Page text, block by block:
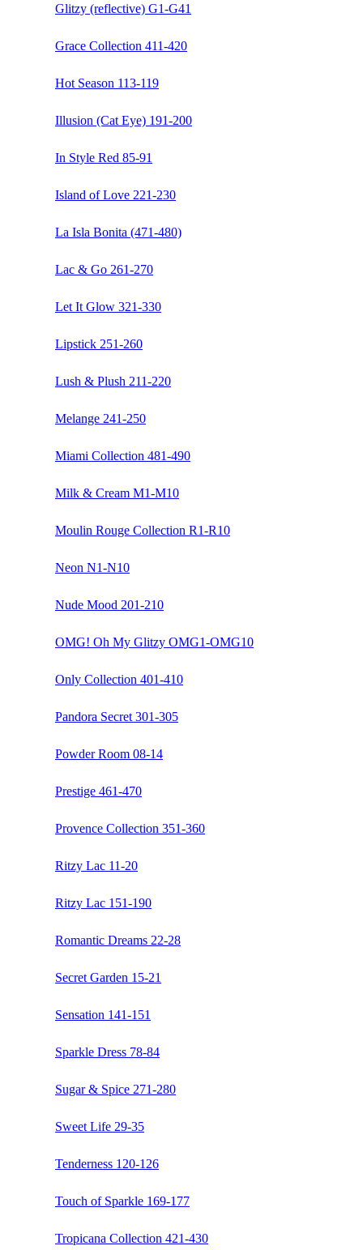
Glitzy (reflective) G1-G41
Grace Collection 411-420
Hot Season 113-119
Illusion (Cat Eye) 191-200
In Style Red 85-91
Island of Love 221-230
La Isla Bonita (471-480)
Lac & Go 261-270
Let It Glow 321-330
Lipstick 251-260
Lush & Plush 211-220
Melange 241-250
Miami Collection 481-490
Milk & Cream M1-M10
Moulin Rouge Collection R1-R10
Neon N1-N10
Nude Mood 201-210
OMG! Oh My Glitzy OMG1-OMG10
Only Collection 401-410
Pandora Secret 301-305
Powder Room 08-14
Prestige 461-470
Provence Collection 351-360
Ritzy Lac 11-20
Ritzy Lac 151-190
Romantic Dreams 22-28
Secret Garden 15-21
Sensation 141-151
Sparkle Dress 78-84
Sugar & Spice 271-280
Sweet Life 29-35
Tenderness 120-126
Touch of Sparkle 169-177
Tropicana Collection 421-430